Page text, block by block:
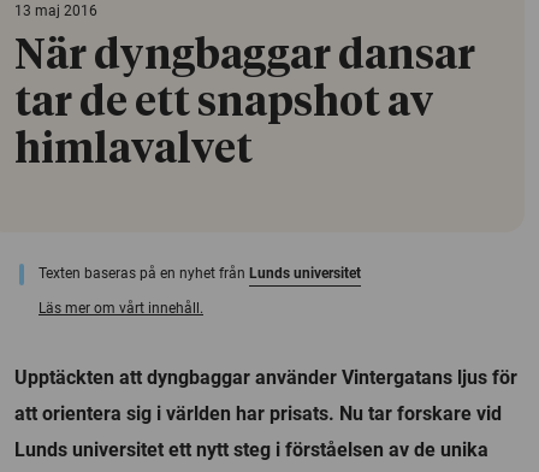
13 maj 2016
När dyngbaggar dansar
tar de ett snapshot av
himlavalvet
Texten baseras på en nyhet från Lunds universitet
Läs mer om vårt innehåll.
Upptäckten att dyngbaggar använder Vintergatans ljus för
att orientera sig i världen har prisats. Nu tar forskare vid
Lunds universitet ett nytt steg i förståelsen av de unika